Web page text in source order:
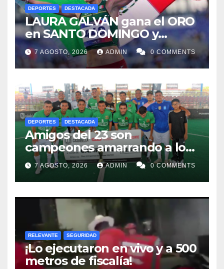
DEPORTES DESTACADA
LAURA GALVÁN gana el ORO
en SANTO DOMINGO y
dedica Medalla a sus padres
fallecidos
7 AGOSTO, 2026 ADMIN 0 COMMENTS
DEPORTES DESTACADA
Amigos del 23 son
campeones amarrando a los
“Perros Bravos”
7 AGOSTO, 2026 ADMIN 0 COMMENTS
RELEVANTE SEGURIDAD
¡Lo ejecutaron en vivo y a 500
metros de fiscalía!